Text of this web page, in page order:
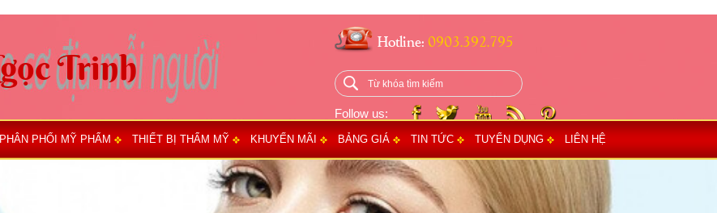
Hotline: 0903.392.795
Follow us:
PHÂN PHỐI MỸ PHẨM THIẾT BỊ THẨM MỸ KHUYẾN MÃI BẢNG GIÁ TIN TỨC TUYỂN DỤNG LIÊN HỆ